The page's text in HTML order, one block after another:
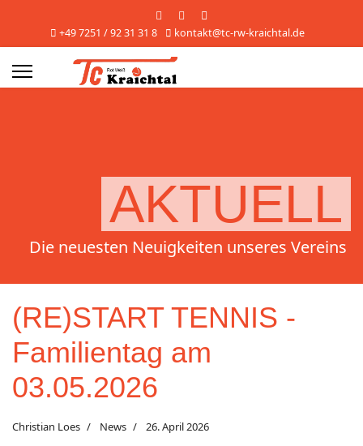
+49 7251 / 92 31 31 8 kontakt@tc-rw-kraichtal.de
AKTUELL
Die neuesten Neuigkeiten unseres Vereins
(RE)START TENNIS -
Familientag am
03.05.2026
Christian Loes News 26. April 2026